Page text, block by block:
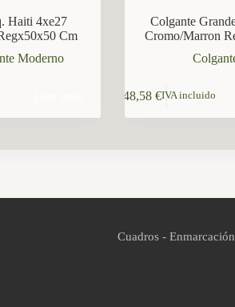
Haiti 4xe27
Cm
Moderno
Colgante
Cromo/Marron
148,58€IVA incluido
Cuadros -